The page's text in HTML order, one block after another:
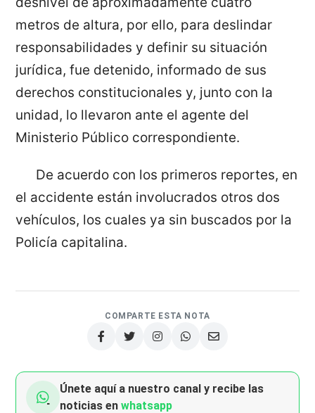
metros de altura, por ello, para deslindar
responsabilidades y definir su situación
jurídica, fue detenido, informado de sus
derechos constitucionales y, junto con la
unidad, lo llevaron ante el agente del
Ministerio Público correspondiente.
De acuerdo con los primeros reportes, en
el accidente están involucrados otros dos
vehículos, los cuales ya sin buscados por la
Policía capitalina.
COMPARTE ESTA NOTA
Únete aquí a nuestro canal y recibe las
noticias enwhatsapp